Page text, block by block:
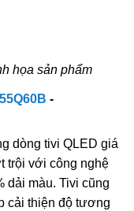
họa sản phẩm
55Q60B -
dòng tivi QLED giá
trội với công nghệ
dải màu. Tivi cũng
cải thiện độ tương